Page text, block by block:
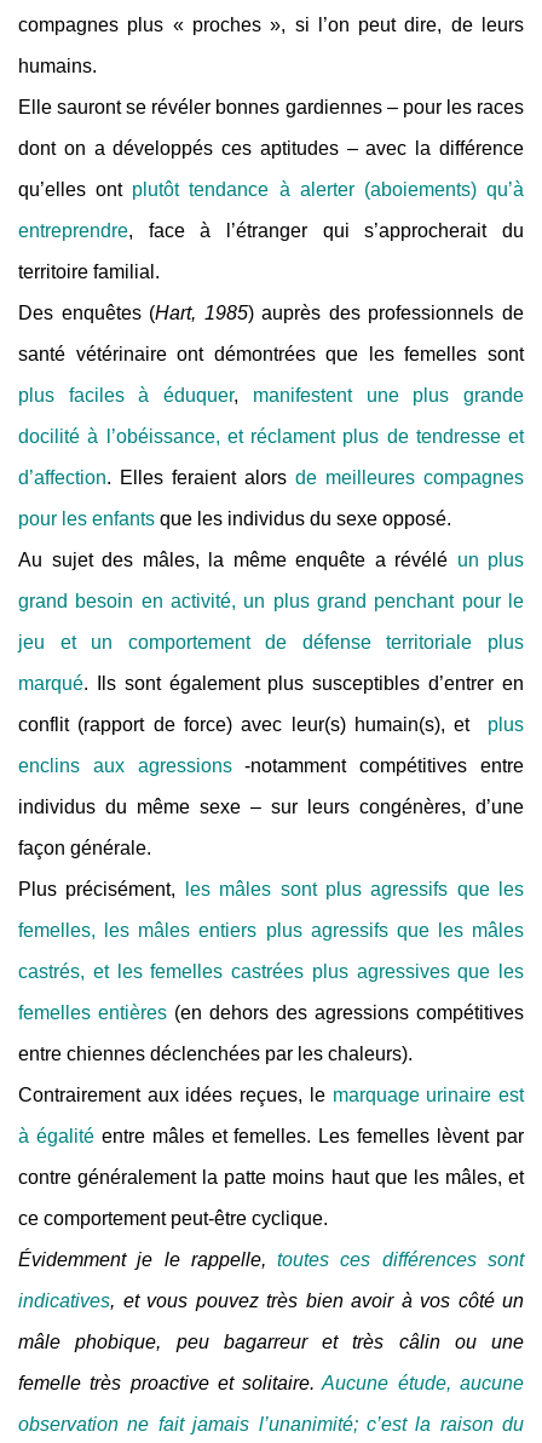
compagnes plus « proches », si l’on peut dire, de leurs
humains.
Elle sauront se révéler bonnes gardiennes – pour les races
dont on a développés ces aptitudes – avec la différence
qu’elles ont plutôt tendance à alerter (aboiements) qu’à
entreprendre, face à l’étranger qui s’approcherait du
territoire familial.
Des enquêtes (Hart, 1985) auprès des professionnels de
santé vétérinaire ont démontrées que les femelles sont
plus faciles à éduquer, manifestent une plus grande
docilité à l’obéissance, et réclament plus de tendresse et
d’affection. Elles feraient alors de meilleures compagnes
pour les enfants que les individus du sexe opposé.
Au sujet des mâles, la même enquête a révélé un plus
grand besoin en activité, un plus grand penchant pour le
jeu et un comportement de défense territoriale plus
marqué. Ils sont également plus susceptibles d’entrer en
conflit (rapport de force) avec leur(s) humain(s), et
plus
enclins aux agressions-notamment compétitives entre
individus du même sexe – sur leurs congénères, d’une
façon générale.
Plus précisément, les mâles sont plus agressifs que les
femelles, les mâles entiers plus agressifs que les mâles
castrés, et les femelles castrées plus agressives que les
femelles entières (en dehors des agressions compétitives
entre chiennes déclenchées par les chaleurs).
Contrairement aux idées reçues, le marquage urinaire est
à égalitéentre mâles et femelles. Les femelles lèvent par
contre généralement la patte moins haut que les mâles, et
ce comportement peut-être cyclique.
Évidemment je le rappelle, toutes ces différences sont
indicatives, et vous pouvez très bien avoir à vos côté un
mâle phobique, peu bagarreur et très câlin ou une
femelle très proactive et solitaire.Aucune étude, aucune
observation ne fait jamais l’unanimité; c’est la raison du